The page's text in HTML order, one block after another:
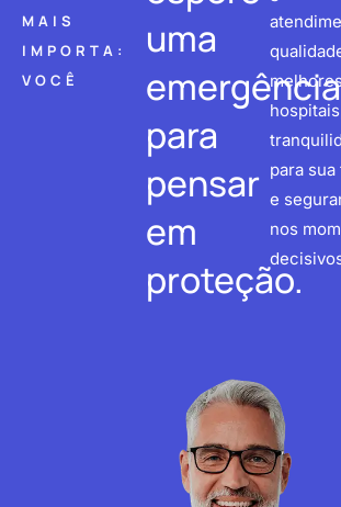
MAIS
IMPORTA:
VOCÊ
uma
emergência
para
pensar
em
proteção.
melhores
para
e
nos